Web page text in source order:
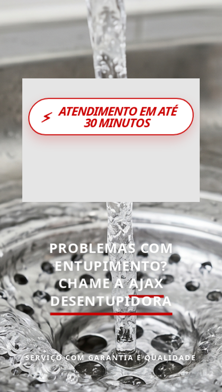
⚡ ATENDIMENTO EM ATÉ
30 MINUTOS
PROBLEMAS COM
ENTUPIMENTO?
CHAME AAJAX
DESENTUPIDORA
SERVIÇO COM GARANTIA E QUALIDADE